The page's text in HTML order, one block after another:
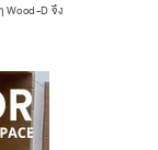
Wood-D จึง